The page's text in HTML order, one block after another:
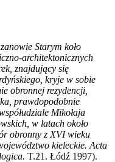
Starym koło
architektonicznych
znajdujący się
kryje w sobie
obronnej rezydencji,
prawdopodobnie
Mikołaja
w latach około
obronny z XVI wieku
kieleckie. Acta
T.21. Łódź 1997).